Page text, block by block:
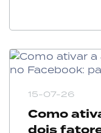
15-07-26
Como